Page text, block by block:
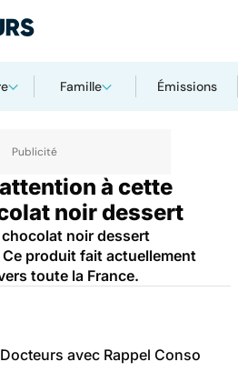
Famille Émissions
à cette
noir dessert
noir dessert
produit fait actuellement
toute la France.
avec Rappel Conso